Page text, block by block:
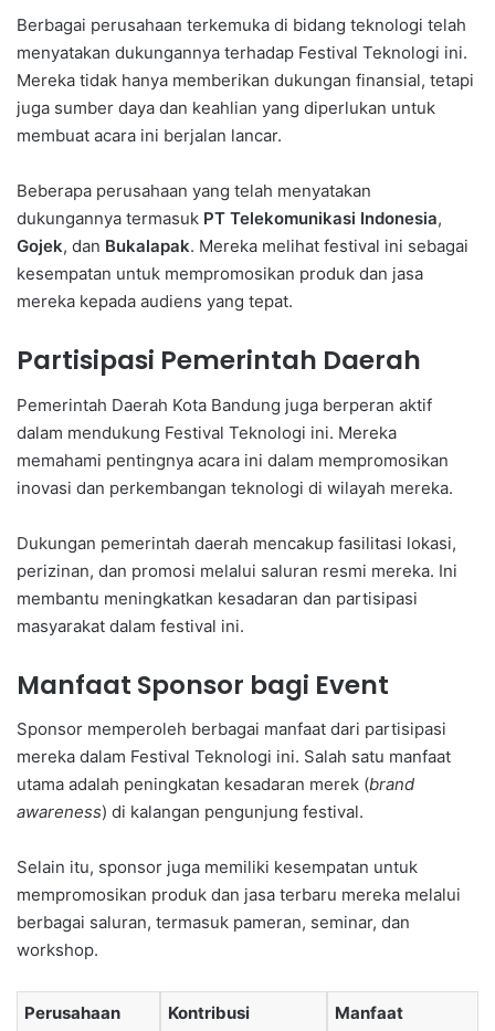
Berbagai perusahaan terkemuka di bidang teknologi telah
menyatakan dukungannya terhadap Festival Teknologi ini.
Mereka tidak hanya memberikan dukungan finansial, tetapi
juga sumber daya dan keahlian yang diperlukan untuk
membuat acara ini berjalan lancar.
Beberapa perusahaan yang telah menyatakan
dukungannya termasuk PT Telekomunikasi Indonesia,
Gojek, dan Bukalapak. Mereka melihat festival ini sebagai
kesempatan untuk mempromosikan produk dan jasa
mereka kepada audiens yang tepat.
Partisipasi Pemerintah Daerah
Pemerintah Daerah Kota Bandung juga berperan aktif
dalam mendukung Festival Teknologi ini. Mereka
memahami pentingnya acara ini dalam mempromosikan
inovasi dan perkembangan teknologi di wilayah mereka.
Dukungan pemerintah daerah mencakup fasilitasi lokasi,
perizinan, dan promosi melalui saluran resmi mereka. Ini
membantu meningkatkan kesadaran dan partisipasi
masyarakat dalam festival ini.
Manfaat Sponsor bagi Event
Sponsor memperoleh berbagai manfaat dari partisipasi
mereka dalam Festival Teknologi ini. Salah satu manfaat
utama adalah peningkatan kesadaran merek (brand
awareness) di kalangan pengunjung festival.
Selain itu, sponsor juga memiliki kesempatan untuk
mempromosikan produk dan jasa terbaru mereka melalui
berbagai saluran, termasuk pameran, seminar, dan
workshop.
Perusahaan Kontribusi Manfaat